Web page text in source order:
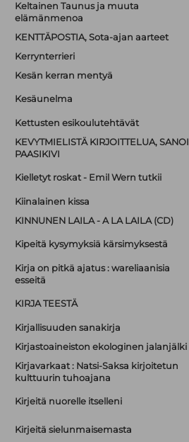
Keltainen Taunus ja muuta
elämänmenoa
KENTTÄPOSTIA, Sota-ajan aarteet
Kerrynterrieri
Kesän kerran mentyä
Kesäunelma
Kettusten esikoulutehtävät
KEVYTMIELISTÄ KIRJOITTELUA, SANOI
PAASIKIVI
Kielletyt roskat - Emil Wern tutkii
Kiinalainen kissa
KINNUNEN LAILA - A LA LAILA (CD)
Kipeitä kysymyksiä kärsimyksestä
Kirja on pitkä ajatus : wareliaanisia
esseitä
KIRJA TEESTÄ
Kirjallisuuden sanakirja
Kirjastoaineiston ekologinen jalanjälki
Kirjavarkaat : Natsi-Saksa kirjoitetun
kulttuurin tuhoajana
Kirjeitä nuorelle itselleni
Kirjeitä sielunmaisemasta